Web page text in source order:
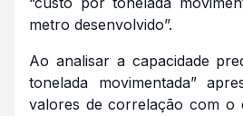
metro desenvolvido”.
Ao analisar a capacidade
tonelada movimentada”
valores de correlação com o